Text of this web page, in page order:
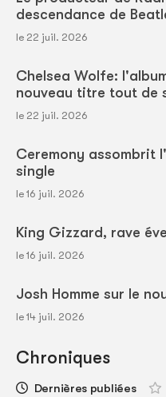
descendance de
le 22 juil. 2026
Chelsea Wolfe:
nouveau titre tout de
le 22 juil. 2026
Ceremony assombrit
single
le 16 juil. 2026
King Gizzard, rave
le 16 juil. 2026
Josh Homme sur le
le 14 juil. 2026
Chroniques
Dernières publiées